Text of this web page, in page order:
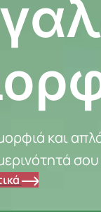
και
σου